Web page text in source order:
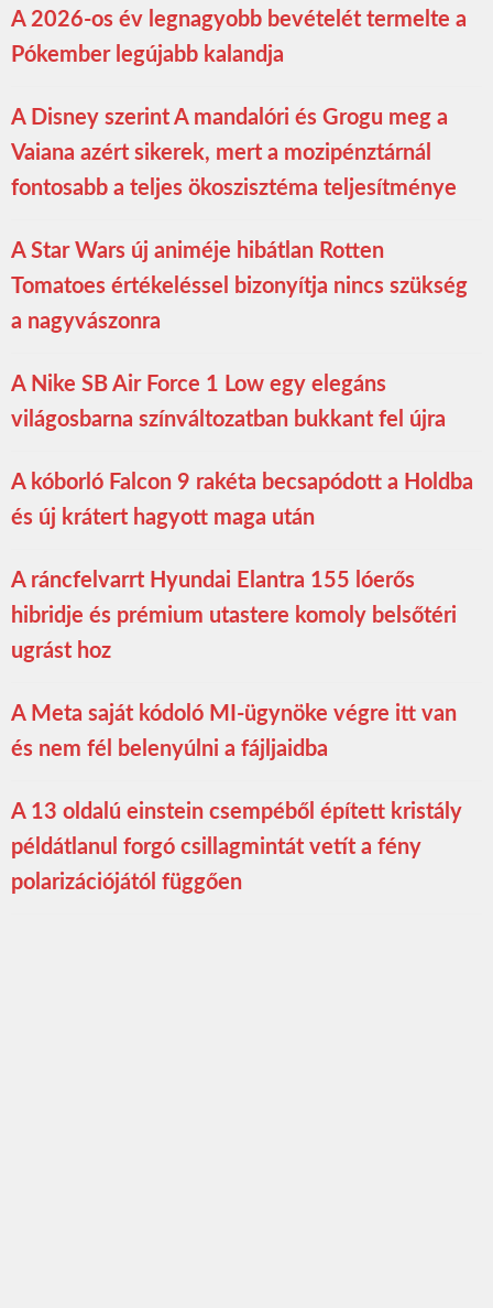
A 2026-os év legnagyobb bevételét termelte a
Pókember legújabb kalandja
A Disney szerint A mandalóri és Grogu meg a
Vaiana azért sikerek, mert a mozipénztárnál
fontosabb a teljes ökoszisztéma teljesítménye
A Star Wars új animéje hibátlan Rotten
Tomatoes értékeléssel bizonyítja nincs szükség
a nagyvászonra
A Nike SB Air Force 1 Low egy elegáns
világosbarna színváltozatban bukkant fel újra
A kóborló Falcon 9 rakéta becsapódott a Holdba
és új krátert hagyott maga után
A ráncfelvarrt Hyundai Elantra 155 lóerős
hibridje és prémium utastere komoly belsőtéri
ugrást hoz
A Meta saját kódoló MI-ügynöke végre itt van
és nem fél belenyúlni a fájljaidba
A 13 oldalú einstein csempéből épített kristály
példátlanul forgó csillagmintát vetít a fény
polarizációjától függően